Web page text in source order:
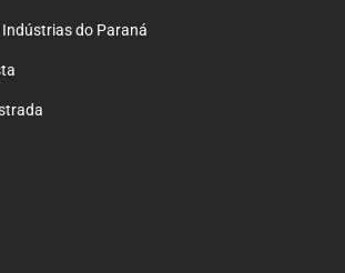
do Paraná